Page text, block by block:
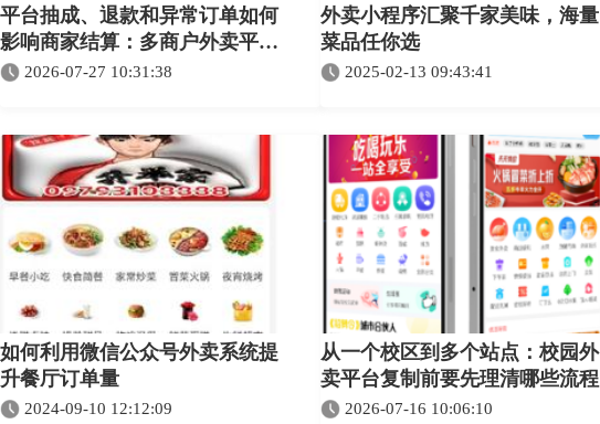
平台抽成、退款和异常订单如何
影响商家结算：多商户外卖平台
规则指南
2026-07-27 10:31:38
外卖小程序汇聚千家美味，海量
菜品任你选
2025-02-13 09:43:41
如何利用微信公众号外卖系统提
升餐厅订单量
2024-09-10 12:12:09
从一个校区到多个站点：校园外
卖平台复制前要先理清哪些流程
2026-07-16 10:06:10